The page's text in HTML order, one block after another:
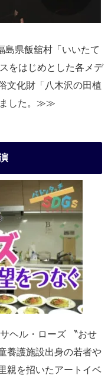
島県飯舘村「いいたて
をはじめとした各メデ
文化財「八木沢の田植
ました。≫≫
ヘル・ローズ 〝おせ
養護施設出身の若者や
親を招いたアートイベ